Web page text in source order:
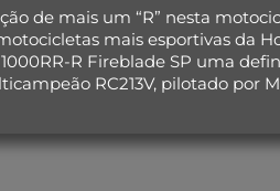
de mais um “R” nesta
mais esportivas da
R Fireblade SP uma
RC213V, pilotado por